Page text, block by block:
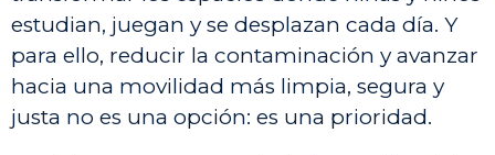
estudian, juegan y se desplazan cada día. Y
para ello, reducir la contaminación y avanzar
hacia una movilidad más limpia, segura y
justa no es una opción: es una prioridad.